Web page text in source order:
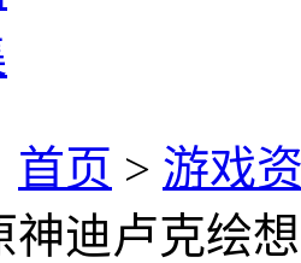
首页 > 游戏
神迪卢克绘